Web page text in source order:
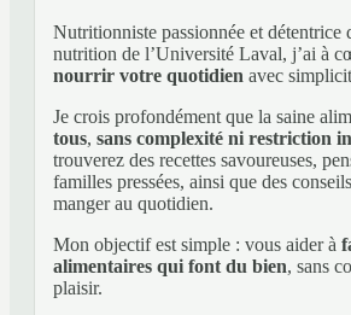
Nutritionniste passionnée et détentrice
nutrition de l’Université Laval, j’ai à
nourrir votre quotidien avec
Je crois profondément que la saine
tous, sans complexité ni restriction
trouverez des recettes savoureuses,
familles pressées, ainsi que des
manger au quotidien.
Mon objectif est simple : vous aider à
alimentaires qui font du bien, sans
plaisir.